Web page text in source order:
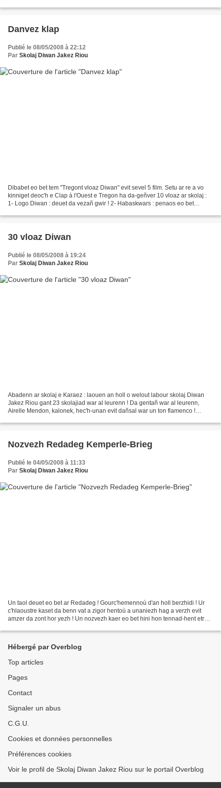
Danvez klap
Publié le 08/05/2008 à 22:12
Par Skolaj Diwan Jakez Riou
Dibabet eo bet tem "Tregont vloaz Diwan" evit sevel 5 film. Setu ar re a vo
kinniget deoc'h e Clap à l'Ouest e Tregon ha da-geñver 10 vloaz ar skolaj :
1- Logo Diwan : deuet da vezañ gwir ! 2- Habaskwars : penaos eo bet
30 vloaz Diwan
Publié le 08/05/2008 à 19:24
Par Skolaj Diwan Jakez Riou
Abadenn ar skolaj e Karaez : laouen an holl o welout labour skolaj Diwan
Jakez Riou gant 23 skolajiad war al leurenn ! Da gentañ war al leurenn,
Airelle Mendon, kalonek, hec'h-unan evit dañsal war un ton flamenco !
Nozvezh Redadeg Kemperle-Brieg
Publié le 04/05/2008 à 11:33
Par Skolaj Diwan Jakez Riou
Un taol deuet eo bet ar Redadeg ! Gourc'hemennoù d'an holl berzhidi ! Ur
c'hlaoustre kaset da benn vat a zigor hentoù a unaniezh hag a verzh evit
amzer da zont hor yezh ! Un nozvezh kaer eo bet hini hon tennad-hent etre
Hébergé par Overblog
Top articles
Pages
Contact
Signaler un abus
C.G.U.
Cookies et données personnelles
Préférences cookies
Voir le profil de Skolaj Diwan Jakez Riou sur le portail Overblog